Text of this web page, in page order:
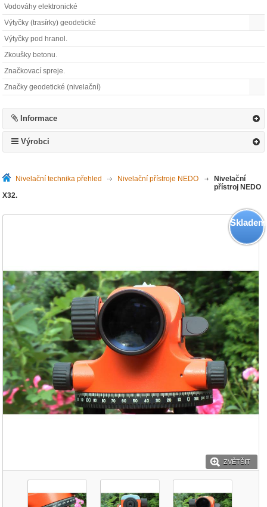
Vodováhy elektronické
Výtyčky (trasírky) geodetické
Výtyčky pod hranol.
Zkoušky betonu.
Značkovací spreje.
Značky geodetické (nivelační)
Informace
Výrobci
Nivelační technika přehled >Nivelační přístroje NEDO >Nivelační
přístroj NEDO
X32.
Skladem
ZVĚTŠIT